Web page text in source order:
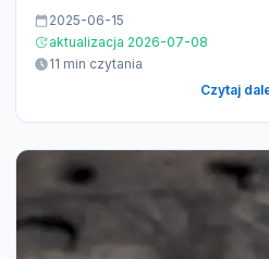
2025-06-15
aktualizacja 2026-07-08
11 min czytania
Czytaj